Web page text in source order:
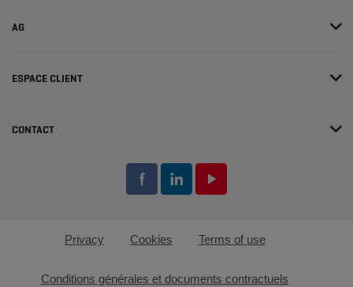
AG
ESPACE CLIENT
CONTACT
Privacy Cookies Terms of use
Conditions générales et documents contractuels